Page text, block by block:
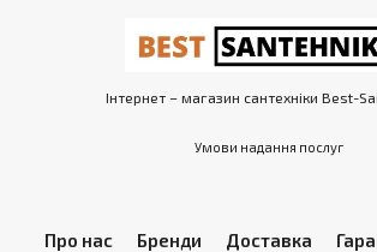
Інтернет – магазин сантехніки Best-
Умови надання послуг
Про нас Бренди Доставка